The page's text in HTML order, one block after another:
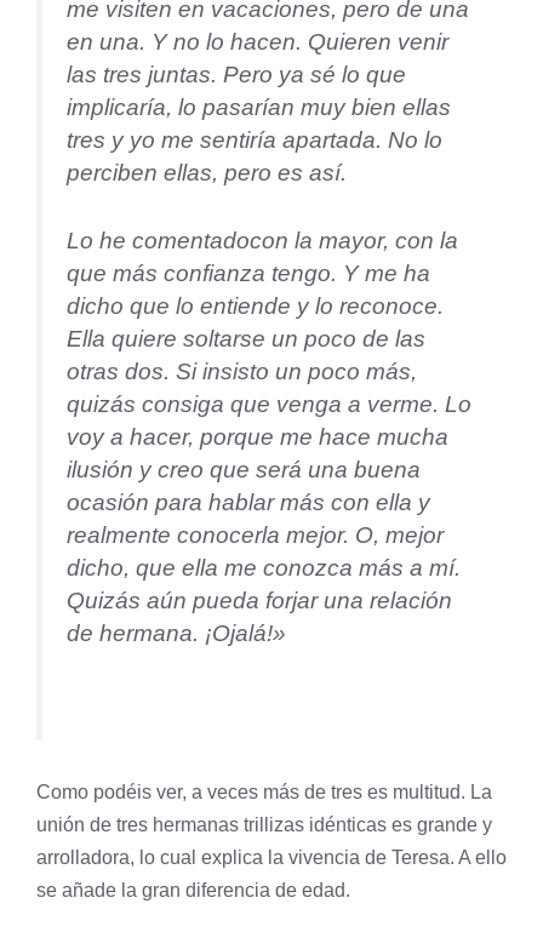
me visiten en vacaciones, pero de una
en una. Y no lo hacen. Quieren venir
las tres juntas. Pero ya sé lo que
implicaría, lo pasarían muy bien ellas
tres y yo me sentiría apartada. No lo
perciben ellas, pero es así.
Lo he comentadocon la mayor, con la
que más confianza tengo. Y me ha
dicho que lo entiende y lo reconoce.
Ella quiere soltarse un poco de las
otras dos. Si insisto un poco más,
quizás consiga que venga a verme. Lo
voy a hacer, porque me hace mucha
ilusión y creo que será una buena
ocasión para hablar más con ella y
realmente conocerla mejor. O, mejor
dicho, que ella me conozca más a mí.
Quizás aún pueda forjar una relación
de hermana. ¡Ojalá!»
Como podéis ver, a veces más de tres es multitud. La
unión de tres hermanas trillizas idénticas es grande y
arrolladora, lo cual explica la vivencia de Teresa. A ello
se añade la gran diferencia de edad.